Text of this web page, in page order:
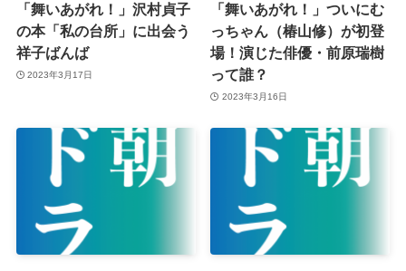
「舞いあがれ！」沢村貞子
の本「私の台所」に出会う
祥子ばんば
2023年3月17日
「舞いあがれ！」ついにむ
っちゃん（椿山修）が初登
場！演じた俳優・前原瑞樹
って誰？
2023年3月16日